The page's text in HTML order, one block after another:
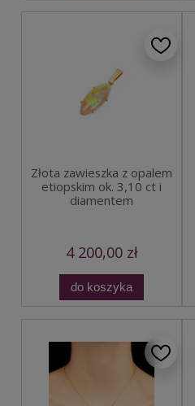
Złota zawieszka z opalem
etiopskim ok. 3,10 ct i
diamentem
4 200,00 zł
do koszyka